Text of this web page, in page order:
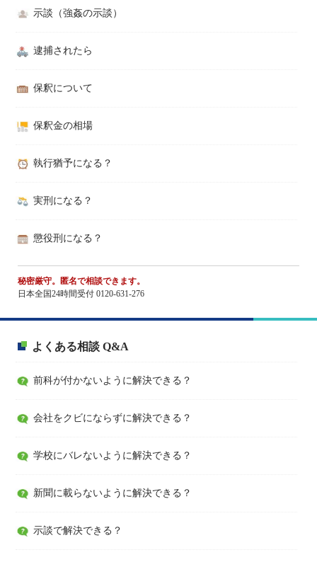
示談（強姦の示談）
逮捕されたら
保釈について
保釈金の相場
執行猶予になる？
実刑になる？
懲役刑になる？
秘密厳守。匿名で相談できます。
日本全国24時間受付 0120-631-276
よくある相談 Q&A
前科が付かないように解決できる？
会社をクビにならずに解決できる？
学校にバレないように解決できる？
新聞に載らないように解決できる？
示談で解決できる？